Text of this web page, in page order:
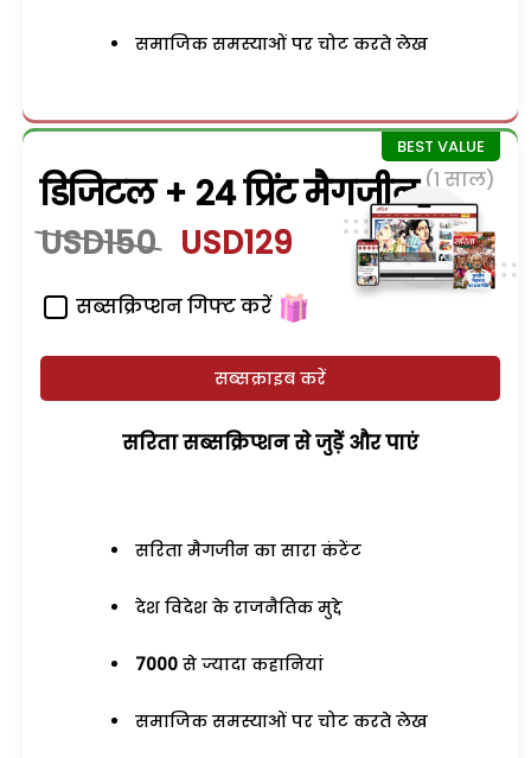
समाजिक समस्याओं पर चोट करते लेख
डिजिटल + 24 प्रिंट मैगजीन (1 साल)
USD150 USD129
सब्सक्रिप्शन गिफ्ट करें
सब्सक्राइब करें
सरिता सब्सक्रिप्शन से जुड़ेें और पाएं
सरिता मैगजीन का सारा कंटेंट
देश विदेश के राजनैतिक मुद्दे
7000 से ज्यादा कहानियां
समाजिक समस्याओं पर चोट करते लेख